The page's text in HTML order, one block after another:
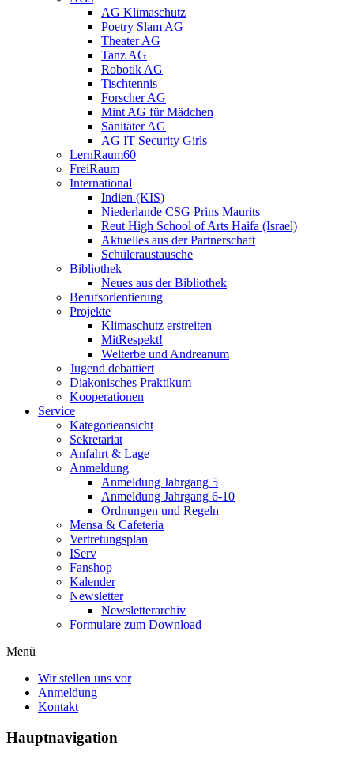
AG Klimaschutz
Poetry Slam AG
Theater AG
Tanz AG
Robotik AG
Tischtennis
Forscher AG
Mint AG für Mädchen
Sanitäter AG
AG IT Security Girls
LernRaum60
FreiRaum
International
Indien (KIS)
Niederlande CSG Prins Maurits
Reut High School of Arts Haifa (Israel)
Aktuelles aus der Partnerschaft
Schüleraustausche
Bibliothek
Neues aus der Bibliothek
Berufsorientierung
Projekte
Klimaschutz erstreiten
MitRespekt!
Welterbe und Andreanum
Jugend debattiert
Diakonisches Praktikum
Kooperationen
Service
Kategorieansicht
Sekretariat
Anfahrt & Lage
Anmeldung
Anmeldung Jahrgang 5
Anmeldung Jahrgang 6-10
Ordnungen und Regeln
Mensa & Cafeteria
Vertretungsplan
IServ
Fanshop
Kalender
Newsletter
Newsletterarchiv
Formulare zum Download
Menü
Wir stellen uns vor
Anmeldung
Kontakt
Hauptnavigation